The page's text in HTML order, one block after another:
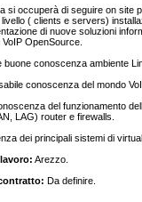
si occuperà di seguire on site
( clients e servers)
di nuove soluzioni
OpenSource.
buone conoscenza ambiente
conoscenza del mondo
del funzionamento
LAG) router e firewalls.
dei principali sistemi di
Arezzo.
Da definire.